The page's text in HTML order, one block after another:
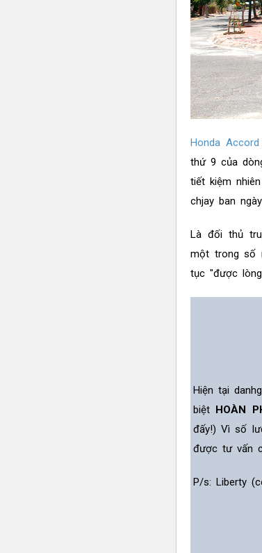
Honda Accord
thứ 9 của
tiết kiệm
chjay ban
Là đối thủ
một trong số
tục "được
Hiện tại
biệt HOÀN
đấy!) Vì số
được tư vấn
P/s: Liberty